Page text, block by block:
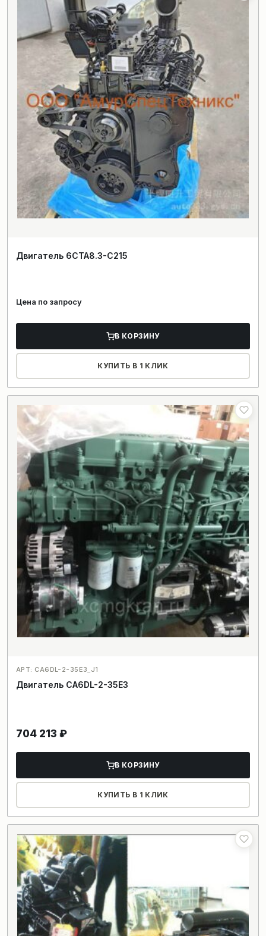
Двигатель 6CTA8.3-C215
Цена по запросу
В КОРЗИНУ
КУПИТЬ В 1 КЛИК
АРТ: CA6DL-2-35E3_J1
Двигатель CA6DL-2-35E3
704 213 ₽
В КОРЗИНУ
КУПИТЬ В 1 КЛИК